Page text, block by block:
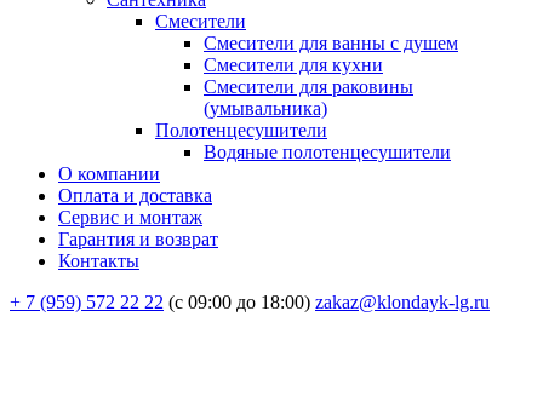
Смесители
Смесители для ванны с душем
Смесители для кухни
Смесители для раковины
(умывальника)
Полотенцесушители
Водяные полотенцесушители
О компании
Оплата и доставка
Сервис и монтаж
Гарантия и возврат
Контакты
+ 7 (959) 572 22 22 (с 09:00 до 18:00) zakaz@klondayk-lg.ru